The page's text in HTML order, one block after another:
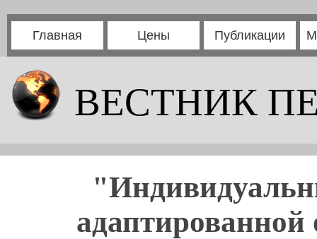
Главная Цены Публикации
ВЕСТНИК
адаптированной